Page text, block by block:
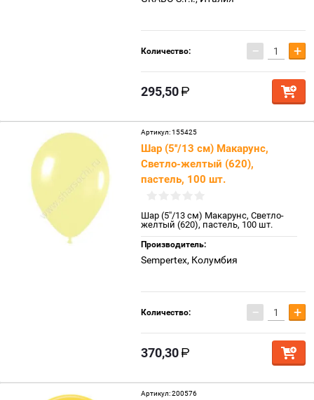
Количество: − +
295,50
Артикул:155425
Шар (5''/13 см) Макарунс,
Светло-желтый (620),
пастель, 100 шт.
Шар (5''/13 см) Макарунс, Светло-
желтый (620), пастель, 100 шт.
Производитель:
Sempertex, Колумбия
Количество: − +
370,30
Артикул:200576